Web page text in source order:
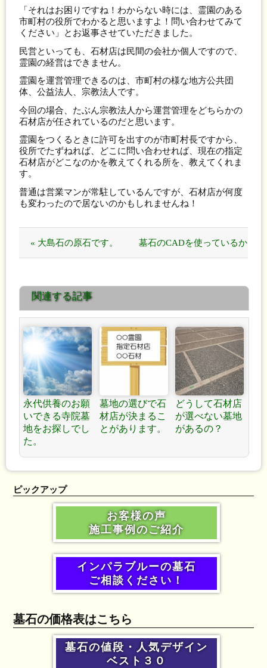
「それはお困りですね！わからない時には、霊園のある
市町村の役所でわかると思いますよ！問い合わせてみて
ください」とお返事させていただきました。
民営といっても、石材店は民間の会社か個人ですので、
霊園の経営はできません。
霊園を運営管理できるのは、市町村の様な地方公共団
体、公益法人、宗教法人です。
今回の場合、たぶん宗教法人から運営管理をどちらかの
石材店が任されているのだと思います。
霊園をつくるときに許可を出すのが市町村長ですから、
役所でたずねれば、どこに問い合わせれば、現在の指定
石材店がどこなのかを教えてくれる所を、教えてくれま
す。
普通は営業マンが常駐しているんですが、石材店が何度
も変わったので居ないのかもしれませんね！
« 大島石の原石です。 墓石のCADを使っているか
関連する記事
永代供養のお願
いできる寺院墓
地をお探しでし
た。
墓地の選びで石
材店が決まるこ
とがあります。
どうして石材店
が選べない墓地
があるの？
ピックアップ
お客様の声
施工事例のご紹介
インパラブルーの墓石
ご相談ください！
墓石の価格表はこちら
墓石の値段・人気デザイン
ベスト３０